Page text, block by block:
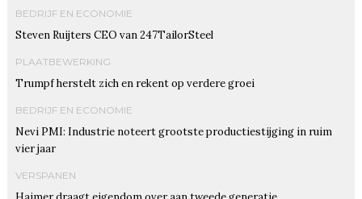
BEDRIJF EN ECONOMIE
Steven Ruijters CEO van 247TailorSteel
PLAATBEWERKING
Trumpf herstelt zich en rekent op verdere groei
BEDRIJF EN ECONOMIE
Nevi PMI: Industrie noteert grootste productiestijging in ruim
vier jaar
VERSPANEN